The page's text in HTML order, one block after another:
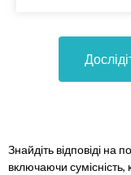
Знайдіть відповіді на
включаючи сумісність,